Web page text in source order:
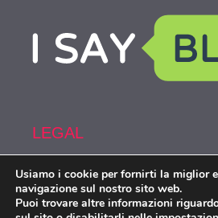
LEGAL
Armi&Spy is part of the
Usiamo i cookie per fornirti la miglior
navigazione sul nostro sito web.
Puoi trovare altre informazioni